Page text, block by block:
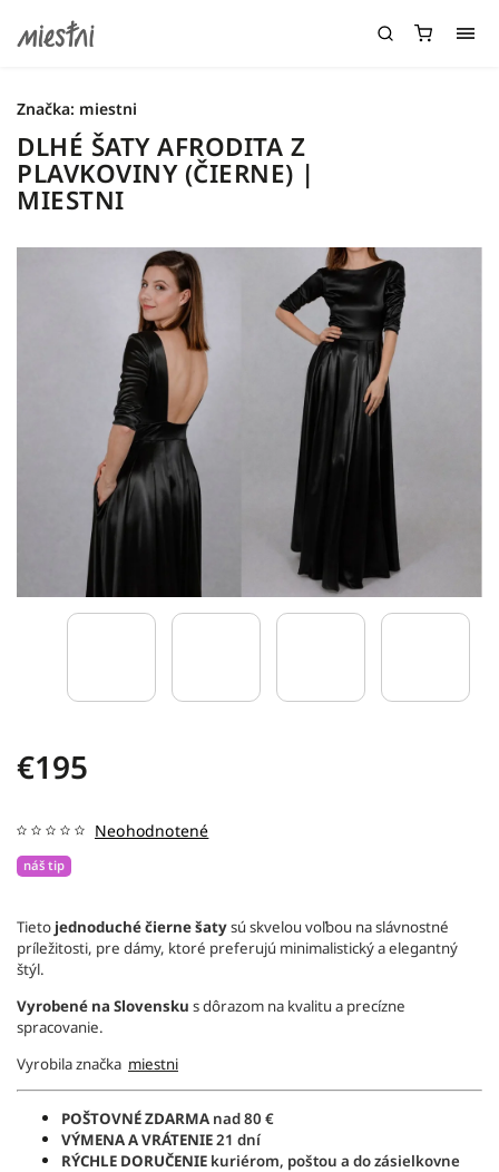
DLHÉ ŠATY AFRODITA Z
PLAVKOVINY (ČIERNE) |
MIESTNI
€195
náš tip
Neohodnotené
Tieto jednoduché čierne šatysú skvelou voľbou na slávnostné
príležitosti, pre dámy, ktoré preferujú minimalistický a elegantný
štýl.
Vyrobené na Slovensku s dôrazom na kvalitu a precízne
spracovanie.
Vyrobila značka miestni
POŠTOVNÉ ZDARMA nad 80 €
VÝMENA A VRÁTENIE21 dní
RÝCHLE DORUČENIE kuriérom, poštou a do zásielkovne
Značka: miestni